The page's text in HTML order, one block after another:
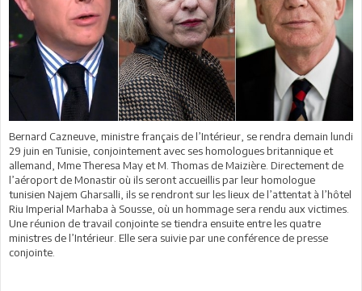
Bernard Cazneuve, ministre français de l’Intérieur, se rendra demain lundi
29 juin en Tunisie, conjointement avec ses homologues britannique et
allemand, Mme Theresa May et M. Thomas de Maizière. Directement de
l’aéroport de Monastir où ils seront accueillis par leur homologue
tunisien Najem Gharsalli, ils se rendront sur les lieux de l’attentat à l’hôtel
Riu Imperial Marhaba à Sousse, où un hommage sera rendu aux victimes.
Une réunion de travail conjointe se tiendra ensuite entre les quatre
ministres de l’Intérieur. Elle sera suivie par une conférence de presse
conjointe.